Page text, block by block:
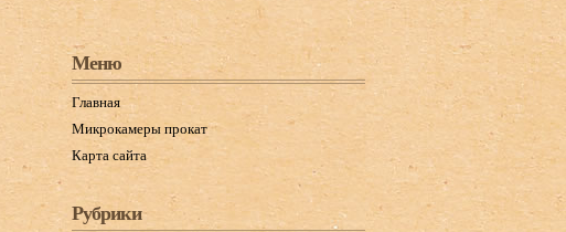
Меню
Главная
Микрокамеры прокат
Карта сайта
Рубрики